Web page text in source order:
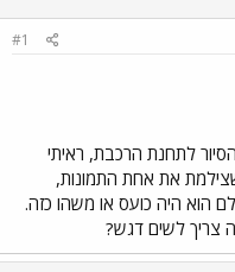
#1
לתחנת הרכבת, ראיתי
את אחת התמונות,
הוא היה כועס או משהו כזה.
צריך לשים דגש?